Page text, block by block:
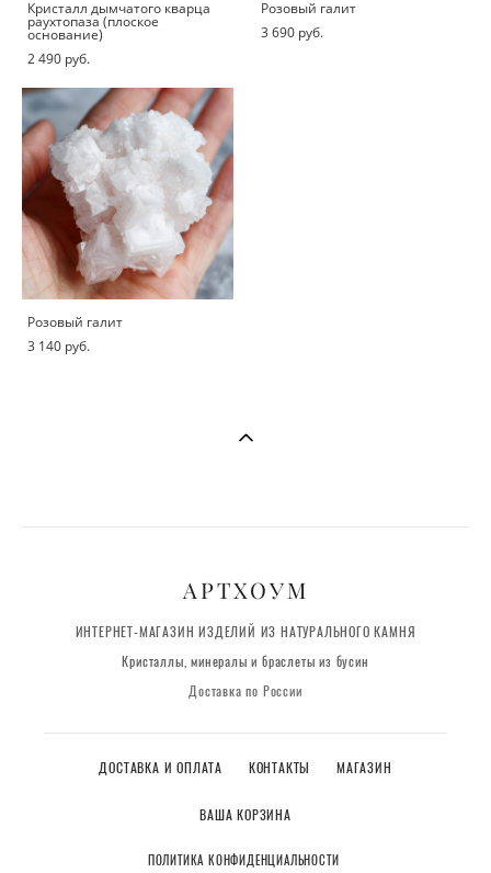
Кристалл дымчатого кварца
раухтопаза (плоское
основание)
2 490 pуб.
Розовый галит
3 690 pуб.
Розовый галит
3 140 pуб.
АРТХОУМ
ИНТЕРНЕТ-МАГАЗИН ИЗДЕЛИЙ ИЗ НАТУРАЛЬНОГО КАМНЯ
Кристаллы, минералы и браслеты из бусин
Доставка по России
ДОСТАВКА И ОПЛАТА КОНТАКТЫ МАГАЗИН
ВАША КОРЗИНА
ПОЛИТИКА КОНФИДЕНЦИАЛЬНОСТИ